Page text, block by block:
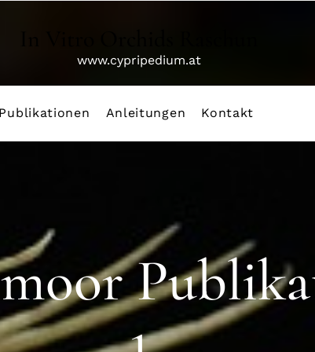
www.cypripedium.at
Publikationen Anleitungen Kontakt